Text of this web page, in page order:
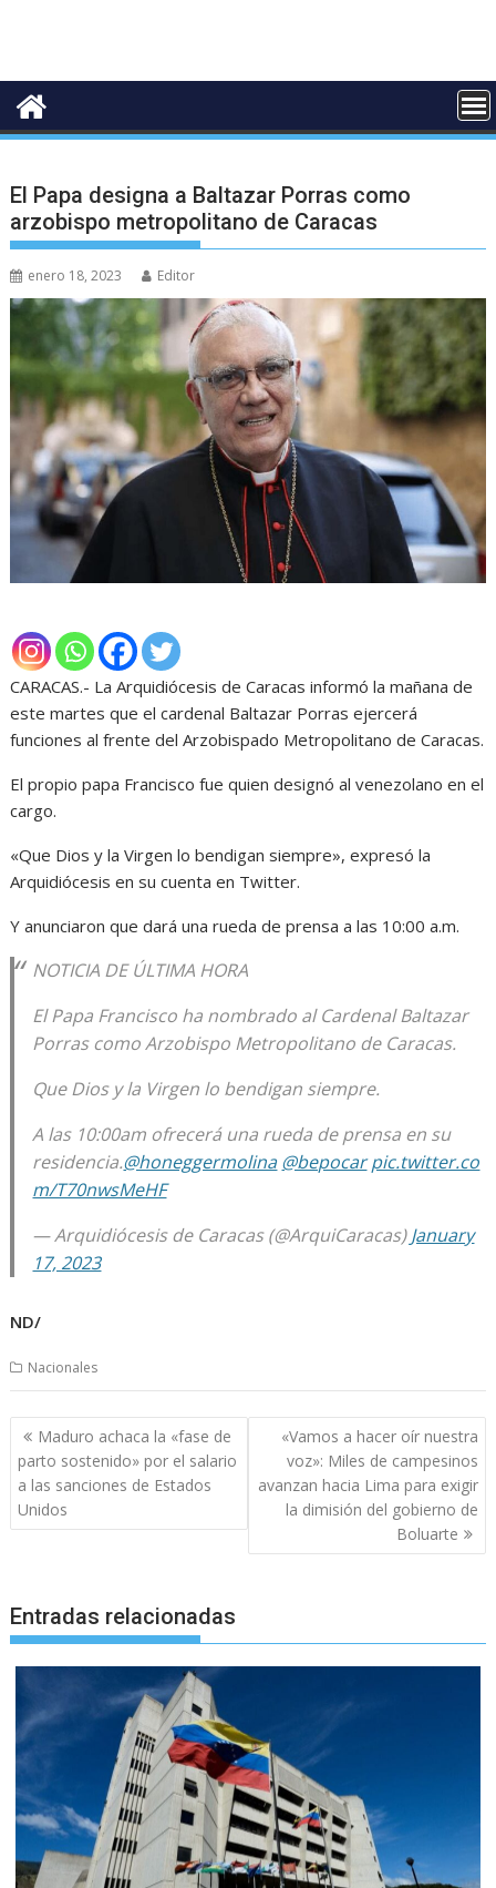
El Papa designa a Baltazar Porras como
arzobispo metropolitano de Caracas
enero 18, 2023 Editor
CARACAS.- La Arquidiócesis de Caracas informó la mañana de
este martes que el cardenal Baltazar Porras ejercerá
funciones al frente del Arzobispado Metropolitano de Caracas.
El propio papa Francisco fue quien designó al venezolano en el
cargo.
«Que Dios y la Virgen lo bendigan siempre», expresó la
Arquidiócesis en su cuenta en Twitter.
Y anunciaron que dará una rueda de prensa a las 10:00 a.m.
NOTICIA DE ÚLTIMA HORA
El Papa Francisco ha nombrado al Cardenal Baltazar
Porras como Arzobispo Metropolitano de Caracas.
Que Dios y la Virgen lo bendigan siempre.
A las 10:00am ofrecerá una rueda de prensa en su
residencia.@honeggermolina @bepocar pic.twitter.co
m/T70nwsMeHF
— Arquidiócesis de Caracas (@ArquiCaracas)January
17, 2023
ND/
Nacionales
Navegación
de
entradas
Maduro achaca la «fase de
parto sostenido» por el salario
a las sanciones de Estados
Unidos
«Vamos a hacer oír nuestra
voz»: Miles de campesinos
avanzan hacia Lima para exigir
la dimisión del gobierno de
Boluarte
Entradas relacionadas